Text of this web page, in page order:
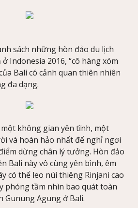
sách những hòn đảo du lịch
Indonesia 2016, “cô hàng xóm
Bali có cảnh quan thiên nhiên
đa dạng.
không gian yên tĩnh, một
và hoàn hảo nhất để nghỉ ngơi
dừng chân lý tưởng. Hòn đảo
Bali này vô cùng yên bình, êm
có thể leo núi thiêng Rinjani cao
phóng tầm nhìn bao quát toàn
Gunung Agung ở Bali.